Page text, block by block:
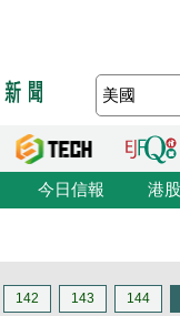
今日信報 港
142 143 144